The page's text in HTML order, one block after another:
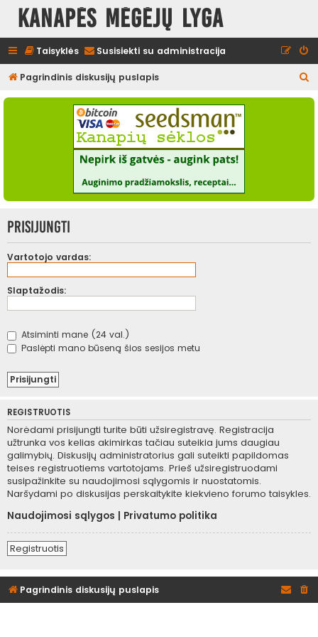
Kanapės mėgėjų lyga
Taisyklės Susisiekti su administracija
Pagrindinis diskusijų puslapis
e
Prisijungti
Vartotojo vardas:
Slaptažodis:
Atsiminti mane (24 val.)
Paslėpti mano būseną šios sesijos metu
REGISTRUOTIS
Norėdami prisijungti turite būti užsiregistravę. Registracija
užtrunka vos kelias akimirkas tačiau suteikia jums daugiau
galimybių. Diskusijų administratorius gali suteikti papildomas
teises registruotiems vartotojams. Prieš užsiregistruodami
susipažinkite su naudojimosi sąlygomis ir nuostatomis.
Naršydami po diskusijas perskaitykite kiekvieno forumo taisykles.
Naudojimosi sąlygos
Privatumo politika
Registruotis
Pagrindinis diskusijų puslapis